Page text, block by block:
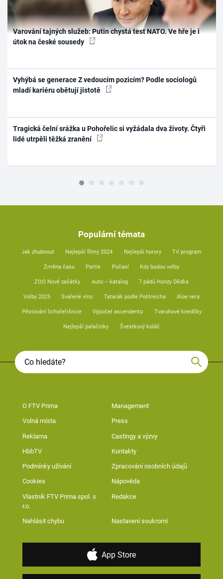
Varování tajných služeb: Putin chystá test NATO. Ve hře je i
útok na české sousedy
Vyhýbá se generace Z vedoucím pozicím? Podle sociologů
mladí kariéru obětují jistotě
Tragická čelní srážka u Pohořelic si vyžádala dva životy. Čtyři
lidé utrpěli těžká zranění
Populární témata
Jak zhubnout Nejlepší filmy 2024 Nejlepší horory TV program
Změna času Partie Počasí Kdy budou volby
ZOO Nové začátky Auto – katalog 7 pádů Honzy Dědka
Volby 2025 Svařené víno Tatarák podle Pohlreicha Aloe vera
Pěstování lichořeřišnice Výpočet ascendentu Tvarohové knedlíky
Nejlepší palačinky Švestkový koláč
O FTV Prima Management
Volná místa Press
Reklama Castingy a výzvy
HbbTV Kontakty
Podmínky užívání Zpracování osobních údajů
Cookies Nápověda
Vlastník FTV Prima spol. s
r.o.
Redakce
Nahlásit chybu Nastavení soukromí
App Store